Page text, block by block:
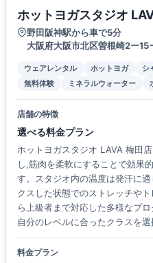
ホットヨガスタジオ
野田阪神駅から車で5分
大阪府大阪市北区曽根崎2ー
ウェアレンタル ホットヨガ シ
無料体験
ミネラルウォーター
店舗の特徴
選べる料金プラン
ホットヨガスタジオ LAVA 梅田
し,筋肉を柔軟にすることで効果
す。スタジオ内の温度は発汗に
クスした状態でのストレッチや
ら上級者まで対応した多様なプ
自分のレベルに合ったクラスを選
料金プラン